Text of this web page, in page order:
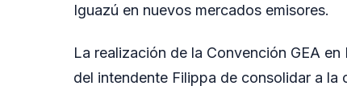
Iguazú en nuevos mercados emisores.
La realización de la Convención GEA
del intendente Filippa de consolidar a